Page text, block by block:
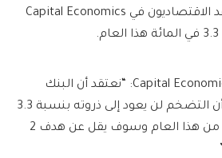
وفي الوقت نفسه ، يعتقد الاقتصاديون في Capital Economics
يقول بول داليس ، في Capital Economics: “نعتقد أن البنك
متشائم جدًا لأننا نعتقد أن التضخم لن يعود إلى ذروته بنسبة 3.3
في المائة في وقت لاحق من هذا العام وسوف يقل عن هدف 2